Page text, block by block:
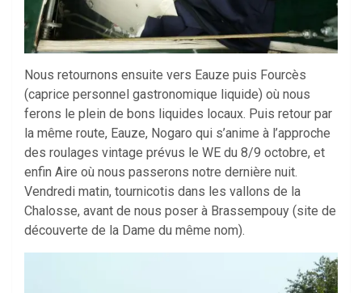
Nous retournons ensuite vers Eauze puis Fourcès
(caprice personnel gastronomique liquide) où nous
ferons le plein de bons liquides locaux. Puis retour par
la même route, Eauze, Nogaro qui s’anime à l’approche
des roulages vintage prévus le WE du 8/9 octobre, et
enfin Aire où nous passerons notre dernière nuit.
Vendredi matin, tournicotis dans les vallons de la
Chalosse, avant de nous poser à Brassempouy (site de
découverte de la Dame du même nom).